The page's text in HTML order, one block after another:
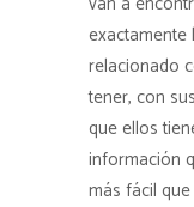
relacionado
tener, con
que ellos
información
más fácil